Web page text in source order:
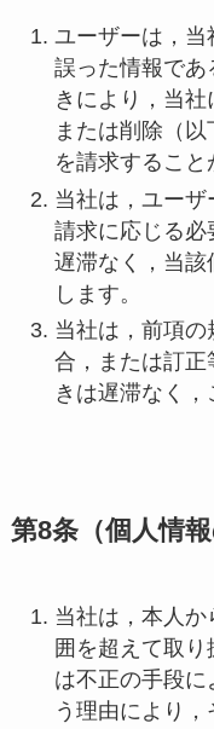
ユーザーは，
誤った情報で
きにより，当
または削除（以
を請求すること
当社は，ユー
請求に応じる必
遅滞なく，当該
します。
当社は，前項
合，または訂正
きは遅滞なく，
第8条（個人情報
当社は，本人
囲を超えて取
は不正の手段
う理由により